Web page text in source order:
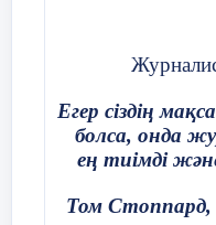
Байланыс
Енді сол
сымбатым да әдемі
«Сұлуым» деп ат
сұлулығымның бар
боламын. Міне,
сыннан өтуге
Егер сіздің
болса, онда
ең тиімді
Том Стоппард,